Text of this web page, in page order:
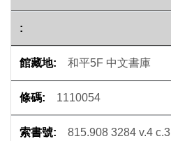
和平5F 中文書庫
1110054
815.908 3284 v.4 c.3